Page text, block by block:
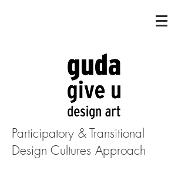
Participatory & Transitional
Design Cultures Approach